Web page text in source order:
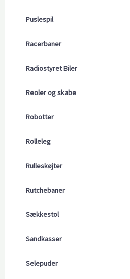
Puslespil
Racerbaner
Radiostyret Biler
Reoler og skabe
Robotter
Rolleleg
Rulleskøjter
Rutchebaner
Sækkestol
Sandkasser
Selepuder